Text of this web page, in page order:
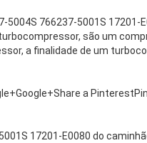
766237-5001S 17201-
são um
a finalidade de um
a
17201-E0080 do